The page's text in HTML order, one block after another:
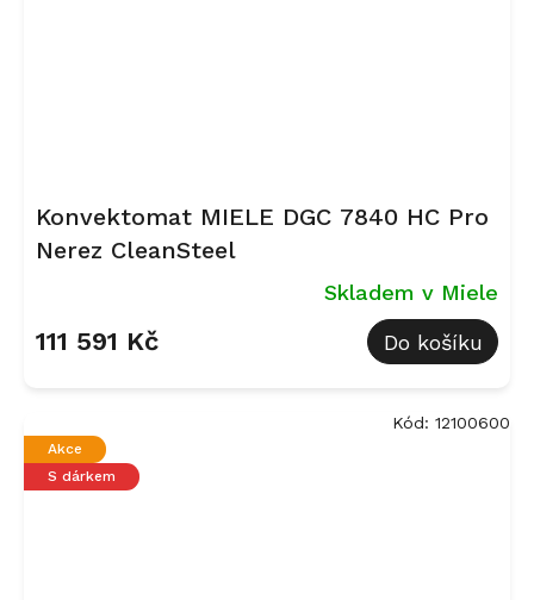
Konvektomat MIELE DGC 7840 HC Pro
Nerez CleanSteel
Skladem v Miele
111 591 Kč Do košíku
Akce
S dárkem
Kód: 12100600